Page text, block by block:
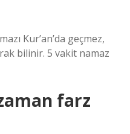
Kur’an’da geçmez,
bilinir. 5 vakit namaz
farz